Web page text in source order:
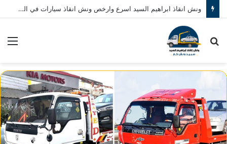
ونش انقاذ ابراهيم السيد اسرع وارخص ونش انقاذ سيارات في المنصورة نصلك في خلال 10 دقائق بحد اقصي اتصل بنا الان 01080793999
بحث